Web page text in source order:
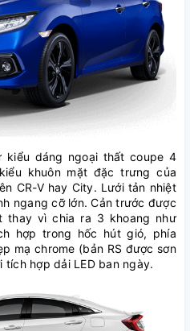
kiểu dáng ngoại thất coupe 4
khuôn mặt đặc trưng của
CR-V hay City. Lưới tản nhiệt
ngang cỡ lớn. Cản trước được
thay vì chia ra 3 khoang như
hợp trong hốc hút gió, phía
mạ chrome (bản RS được sơn
tích hợp dải LED ban ngày.